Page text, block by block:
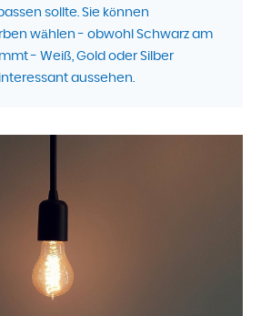
sollte. Sie können
wählen - obwohl Schwarz am
- Weiß, Gold oder Silber
aussehen.